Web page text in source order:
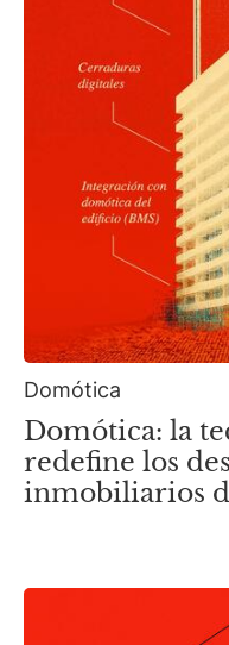
Domótica
Domótica: la
redefine los
inmobiliarios